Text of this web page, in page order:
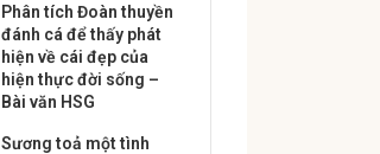
Phân tích Đoàn thuyền
đánh cá để thấy phát
hiện về cái đẹp của
hiện thực đời sống –
Bài văn HSG
Sương toả một tình